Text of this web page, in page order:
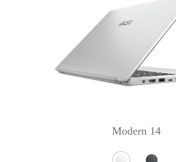
Modern 14